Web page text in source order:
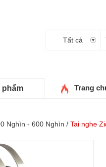
Tất cả
phẩm Trang
Nghìn - 600 Nghìn / Tai nghe